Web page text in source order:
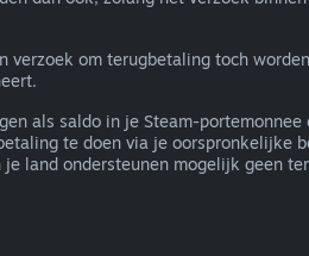
om terugbetaling toch
als saldo in je Steam-
te doen via je oorspronkelijke
land ondersteunen mogelijk geen